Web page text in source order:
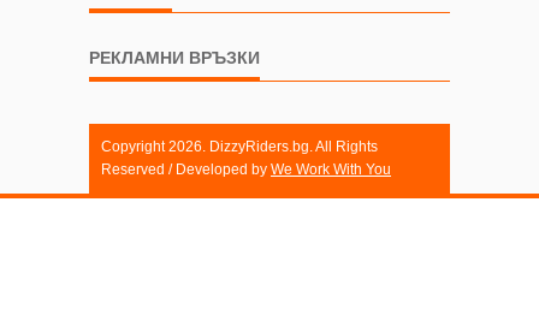
РЕКЛАМНИ ВРЪЗКИ
Copyright 2026. DizzyRiders.bg. All Rights
Reserved / Developed by We Work With You